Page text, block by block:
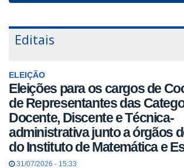
Editais
ELEIÇÃO
Eleições para os cargos de
de Representantes das
Docente, Discente e Técnica-
administrativa junto a órgãos
do Instituto de Matemática e
31/07/2026 - 15:33